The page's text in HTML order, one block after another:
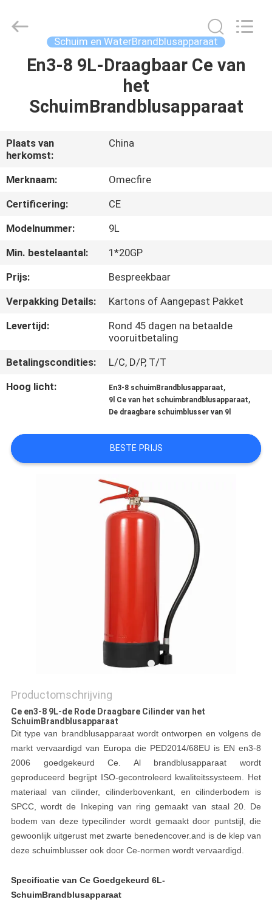
HUIS
PRODUCTEN
VIDEOS
ONGEVEER
ONS
KWALITEITSCONTROLE
CONTACTEER
NIEUWS
OM EEN
CITAAT
PRIVACYBELEID
Schuim en WaterBrandblusapparaat
En3-8 9L-Draagbaar Ce van
het
SchuimBrandblusapparaat
Plaats van
herkomst:
China
Merknaam:
Omecfire
Certificering:
CE
Modelnummer:
9L
Min. bestelaantal:
1*20GP
Prijs:
Bespreekbaar
Verpakking Details:
Kartons of Aangepast Pakket
Levertijd:
Rond 45 dagen na betaalde
vooruitbetaling
Betalingscondities:
L/C, D/P, T/T
Hoog licht:
En3-8 schuimBrandblusapparaat,
9l Ce van het schuimbrandblusapparaat,
De draagbare schuimblusser van 9l
BESTE PRIJS
Productomschrijving
Ce en3-8 9L-de Rode Draagbare Cilinder van het
SchuimBrandblusapparaat
Dit type van brandblusapparaat wordt ontworpen en volgens de
markt vervaardigd van Europa die PED2014/68EU is EN en3-8
2006 goedgekeurd Ce. Al brandblusapparaat wordt
geproduceerd begrijpt ISO-gecontroleerd kwaliteitssysteem. Het
materiaal van cilinder, cilinderbovenkant, en cilinderbodem is
SPCC, wordt de Inkeping van ring gemaakt van staal 20. De
bodem van deze typecilinder wordt gemaakt door puntstijl, die
gewoonlijk uitgerust met zwarte benedencover.and is de klep van
deze schuimblusser ook door Ce-normen wordt vervaardigd.
Specificatie van Ce Goedgekeurd 6L-
SchuimBrandblusapparaat